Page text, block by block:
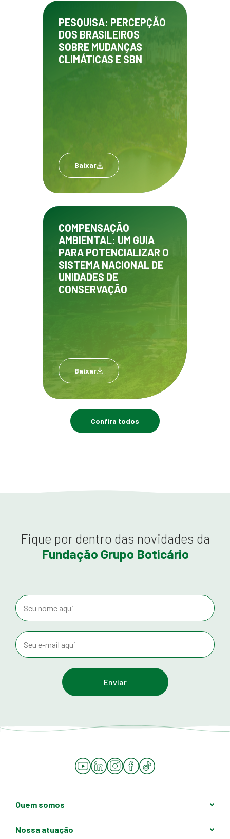
PESQUISA: PERCEPÇÃO
DOS BRASILEIROS
SOBRE MUDANÇAS
CLIMÁTICAS E SBN
Baixar
COMPENSAÇÃO
AMBIENTAL: UM GUIA
PARA POTENCIALIZAR O
SISTEMA NACIONAL DE
UNIDADES DE
CONSERVAÇÃO
Baixar
Confira todos
Fique por dentro das novidades da
Fundação Grupo Boticário
YouTube
LinkedInInstagramFacebook
Tiktok
Quem somos
Nossa atuação